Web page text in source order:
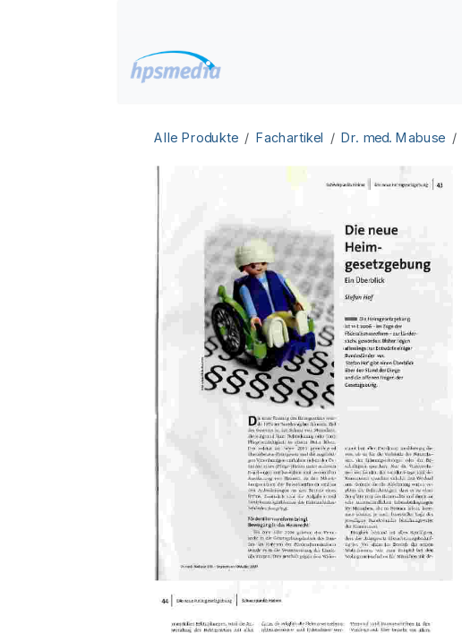
Alle Produkte Fachartikel Dr. med. Mabuse